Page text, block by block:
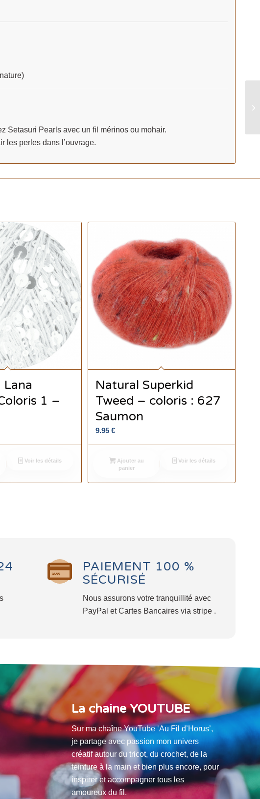
Setasuri Pearls avec un fil mérinos ou mohair.
les perles dans l’ouvrage.
Lana
1 –
Voir les détails
Natural Superkid
Tweed – coloris : 627
Saumon
9.95€
Ajouter au
panier
Voir les détails
PAIEMENT 100 %
SÉCURISÉ
Nous assurons votre tranquillité avec
PayPal et Cartes Bancaires via stripe .
La chaine YOUTUBE
Sur ma chaîne YouTube ‘Au Fil d’Horus’,
je partage avec passion mon univers
créatif autour du tricot, du crochet, de la
teinture à la main et bien plus encore, pour
inspirer et accompagner tous les
amoureux du fil.